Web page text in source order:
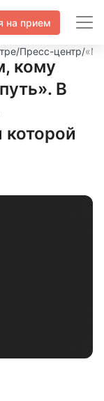
на прием
/Пресс-центр/
кому
В
которой